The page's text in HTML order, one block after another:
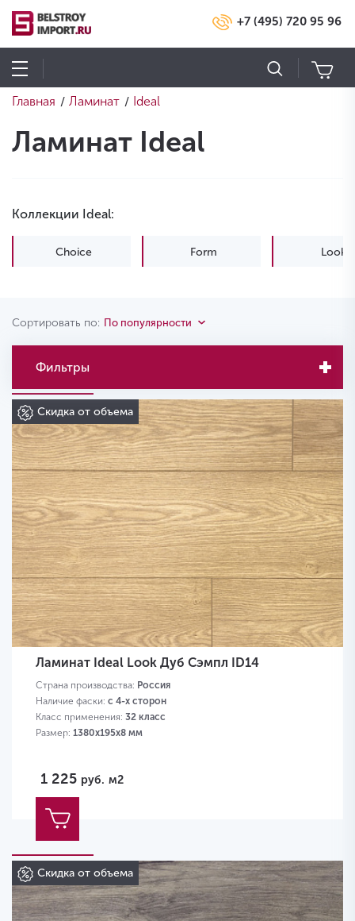
+7 (495) 720 95 96
Главная / Ламинат / Ideal
Ламинат Ideal
Коллекции Ideal:
Choice Form Look
Сортировать по: По популярности
Фильтры
Скидка от объема
Ламинат Ideal Look Дуб Сэмпл ID14
Страна производства: Россия
Наличие фаски: с 4-х сторон
Класс применения: 32 класс
Размер: 1380х195х8 мм
1 225 руб. м2
Скидка от объема